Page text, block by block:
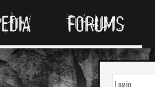
FORUMS